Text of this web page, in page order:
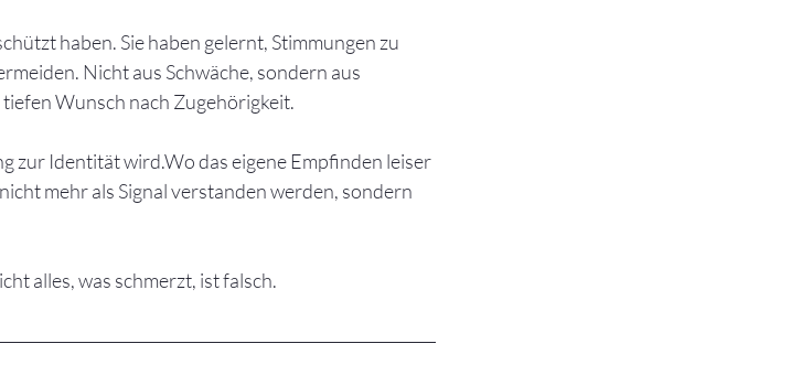
haben. Sie haben gelernt, Stimmungen zu
Nicht aus Schwäche, sondern aus
Wunsch nach Zugehörigkeit.
zur Identität wird.Wo das eigene Empfinden leiser
mehr als Signal verstanden werden, sondern
alles, was schmerzt, ist falsch.